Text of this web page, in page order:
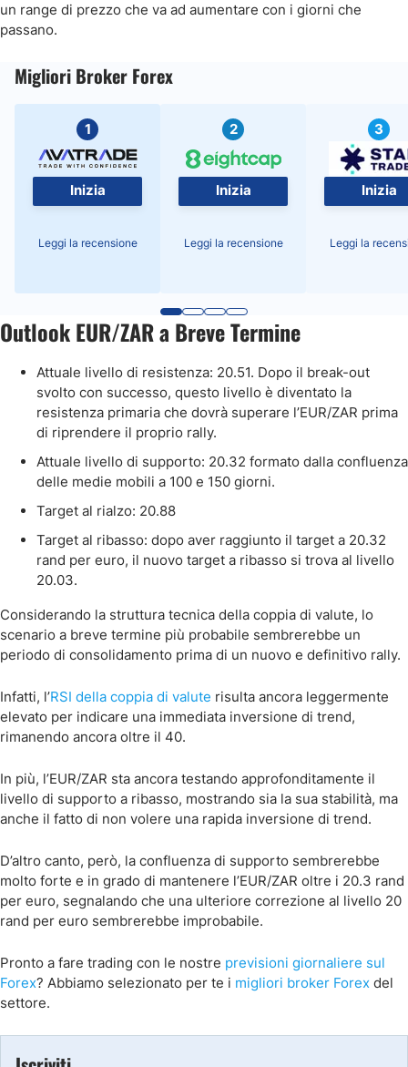
un range di prezzo che va ad aumentare con i giorni che
passano.
Migliori Broker Forex
1
Inizia
Leggi la recensione
2
Inizia
Leggi la recensione
3
Inizia
Leggi la
Outlook EUR/ZAR a Breve Termine
Attuale livello di resistenza: 20.51. Dopo il break-out
svolto con successo, questo livello è diventato la
resistenza primaria che dovrà superare l’EUR/ZAR prima
di riprendere il proprio rally.
Attuale livello di supporto: 20.32 formato dalla confluenza
delle medie mobili a 100 e 150 giorni.
Target al rialzo: 20.88
Target al ribasso: dopo aver raggiunto il target a 20.32
rand per euro, il nuovo target a ribasso si trova al livello
20.03.
Considerando la struttura tecnica della coppia di valute, lo
scenario a breve termine più probabile sembrerebbe un
periodo di consolidamento prima di un nuovo e definitivo rally.
Infatti, l’RSI della coppia di valute risulta ancora leggermente
elevato per indicare una immediata inversione di trend,
rimanendo ancora oltre il 40.
In più, l’EUR/ZAR sta ancora testando approfonditamente il
livello di supporto a ribasso, mostrando sia la sua stabilità, ma
anche il fatto di non volere una rapida inversione di trend.
D’altro canto, però, la confluenza di supporto sembrerebbe
molto forte e in grado di mantenere l’EUR/ZAR oltre i 20.3 rand
per euro, segnalando che una ulteriore correzione al livello 20
rand per euro sembrerebbe improbabile.
Pronto a fare trading con le nostre previsioni giornaliere sul
Forex? Abbiamo selezionato per te i migliori broker Forex del
settore.